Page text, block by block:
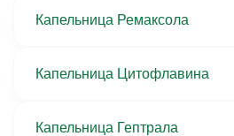
Капельница Ремаксола
Капельница Цитофлавина
Капельница Гептрала